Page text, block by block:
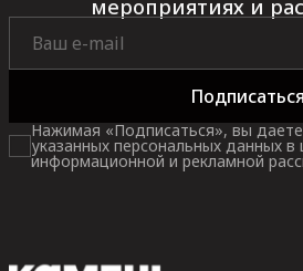
мероприятиях и
Подписаться
Нажимая «Подписаться», вы
указанных персональных данных в
информационной и рекламной